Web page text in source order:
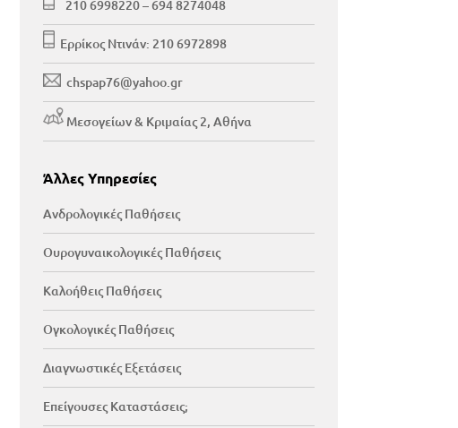
210 6998220–694 8274048
Ερρίκος Ντινάν: 210 6972898
chspap76@yahoo.gr
Μεσογείων & Κριμαίας 2, Αθήνα
Άλλες Υπηρεσίες
Ανδρολογικές Παθήσεις
Ουρογυναικολογικές Παθήσεις
Καλοήθεις Παθήσεις
Ογκολογικές Παθήσεις
Διαγνωστικές Εξετάσεις
Επείγουσες Καταστάσεις;